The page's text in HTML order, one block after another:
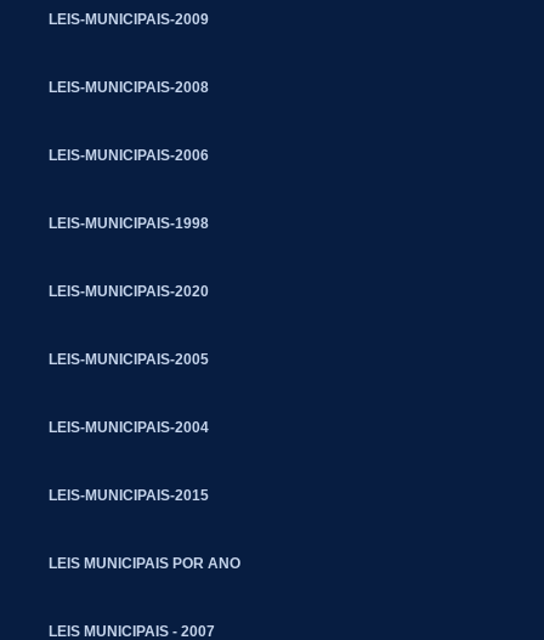
LEIS-MUNICIPAIS-2009
LEIS-MUNICIPAIS-2008
LEIS-MUNICIPAIS-2006
LEIS-MUNICIPAIS-1998
LEIS-MUNICIPAIS-2020
LEIS-MUNICIPAIS-2005
LEIS-MUNICIPAIS-2004
LEIS-MUNICIPAIS-2015
LEIS MUNICIPAIS POR ANO
LEIS MUNICIPAIS - 2007